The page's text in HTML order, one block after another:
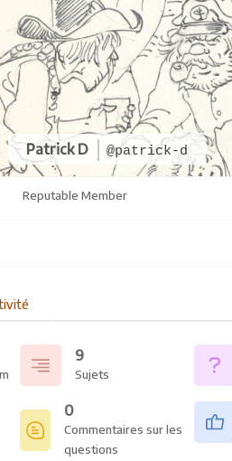
Patrick D @patrick-d
Reputable Member
9
Sujets
0
Commentaires sur les
questions